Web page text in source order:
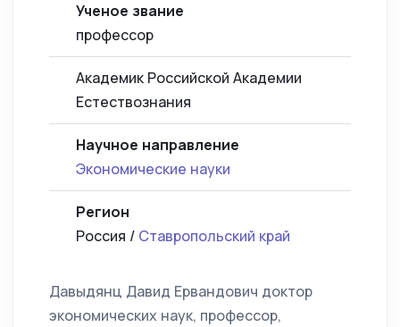
Ученое звание
профессор
Академик Российской Академии
Естествознания
Научное направление
Экономические науки
Регион
Россия / Ставропольский край
Давыдянц Давид Ервандович доктор
экономических наук, профессор,